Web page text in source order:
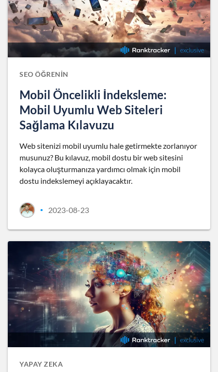
SEO ÖĞRENIN
Mobil Öncelikli İndeksleme:
Mobil Uyumlu Web Siteleri
Sağlama Kılavuzu
Web sitenizi mobil uyumlu hale getirmekte zorlanıyor
musunuz? Bu kılavuz, mobil dostu bir web sitesini
kolayca oluşturmanıza yardımcı olmak için mobil
dostu indekslemeyi açıklayacaktır.
• 2023-08-23
YAPAY ZEKA